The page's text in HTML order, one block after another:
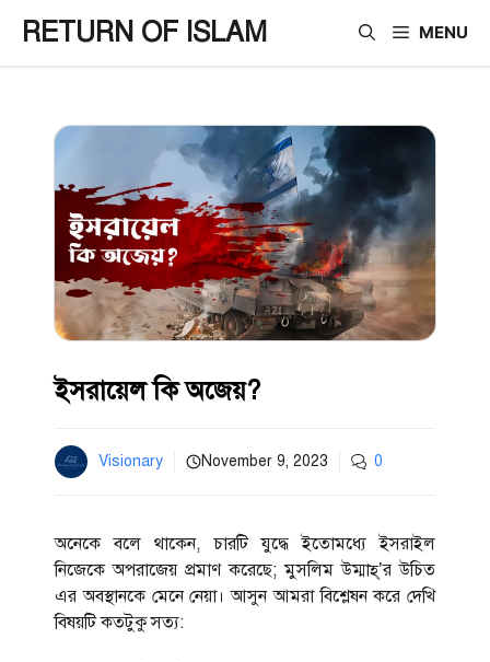
content
RETURN OF ISLAM MENU
ইসরায়েল কি অজেয়?
Visionary November 9, 2023 0
অনেকে বলে থাকেন, চারটি যুদ্ধে ইতোমধ্যে ইসরাইল
নিজেকে অপরাজেয় প্রমাণ করেছে; মুসলিম উম্মাহ্’র উচিত
এর অবস্থানকে মেনে নেয়া। আসুন আমরা বিশ্লেষন করে দেখি
বিষয়টি কতটুকু সত্য: